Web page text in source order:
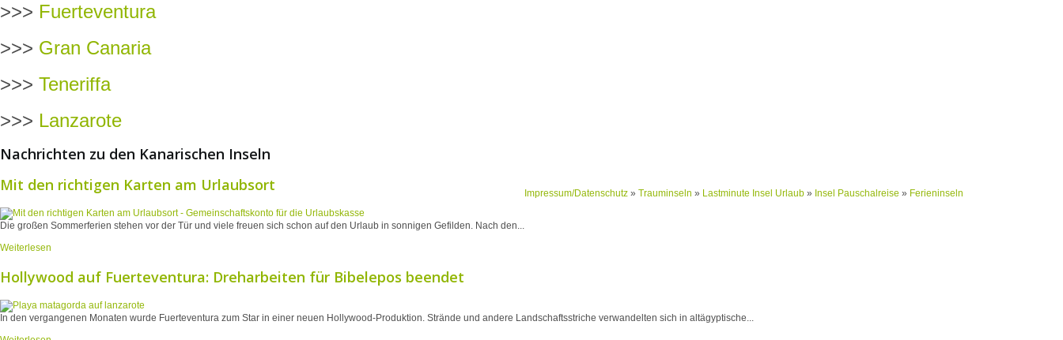
>>> Fuerteventura
>>> Gran Canaria
>>> Teneriffa
>>> Lanzarote
Nachrichten zu den Kanarischen Inseln
Mit den richtigen Karten am Urlaubsort
Die großen Sommerferien stehen vor der Tür und viele freuen sich schon auf den Urlaub in sonnigen Gefilden. Nach den...
Weiterlesen
Hollywood auf Fuerteventura: Dreharbeiten für Bibelepos beendet
In den vergangenen Monaten wurde Fuerteventura zum Star in einer neuen Hollywood-Produktion. Strände und andere Landschaftsstriche verwandelten sich in altägyptische...
Impressum/Datenschutz » Trauminseln » Lastminute Insel Urlaub » Insel Pauschalreise » Ferieninseln